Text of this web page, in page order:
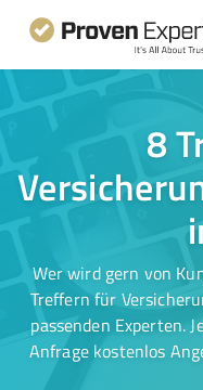
8
Wer wird gern von
Treffern für
passenden Experten.
Anfrage kostenlos